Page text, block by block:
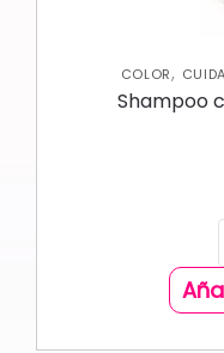
COLOR,
Shampoo